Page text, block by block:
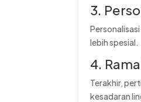
3.
lebih spesial.
4.
Terakhir,
kesadaran